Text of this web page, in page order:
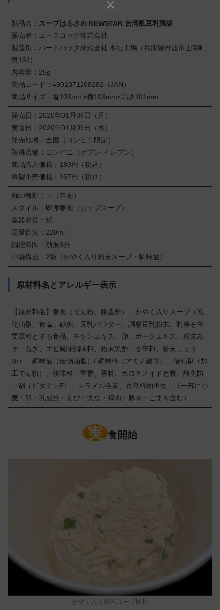
製品名： スープはるさめ NEWSTAR 台湾風豆乳鶏湯
販売者：エースコック株式会社
製造所：ハートパック株式会社 本社工場（兵庫県丹波市山南町
奥163）
内容量：25g
商品コード：4901071268282（JAN）
商品サイズ：縦103mm×横103mm×高さ101mm
発売日：2020年01月06日（月）
実食日：2020年01月09日（木）
発売地域：全国（コンビニ限定）
取得店舗：コンビニ（セブン-イレブン）
商品購入価格：180円（税込）
希望小売価格：167円（税別）
麺の種類：－（春雨）
スタイル：即席春雨（カップスープ）
容器材質：紙
湯量目安：220ml
調理時間：熱湯3分
小袋構成：2袋（かやく入り粉末スープ・調味油）
原材料名とアレルギー表示
【原材料名】 春雨（でん粉、醸造酢）、かやく入りスープ（乳
化油脂、食塩、砂糖、豆乳パウダー、調整豆乳粉末、乳等を主
要原料とする食品、チキンエキス、卵、ポークエキス、粉末み
そ、ねぎ、エビ風味調味料、粉末黒酢、香辛料、粉末しょう
ゆ）、調味油（植物油脂）/ 調味料（アミノ酸等）、増粘剤（加
工でん粉）、酸味料、重曹、香料、カロチノイド色素、酸化防
止剤（ビタミンE）、カラメル色素、香辛料抽出物、（一部に小
麦・卵・乳成分・えび・大豆・鶏肉・豚肉・ごまを含む）
実 食開始
かやく入り粉末スープ開封